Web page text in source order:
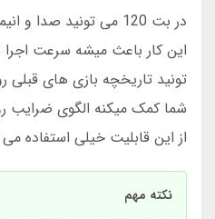
در بت 120 می تونید
این کار باعث میشه سرعت
تونید تاریخچه بازی های قبلی
شما کمک میکنه الگوی ضرایب
از این قابلیت خیلی استفاده
نکته مهم